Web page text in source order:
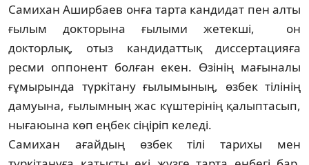
Самихан Аширбаев онға тарта кандидат пен алты
ғылым докторына ғылыми жетекші, он
докторлық, отыз кандидаттық диссерта­цияға
ресми оппонент болған екен. Өзінің мағыналы
ғұмырында түркітану ғылымы­ның, өзбек тілінің
дамуына, ғылымның жас күштерінің қалыптасып,
нығаюына көп еңбек сіңіріп келеді.
Самихан ағайдың өзбек тілі тарихы мен